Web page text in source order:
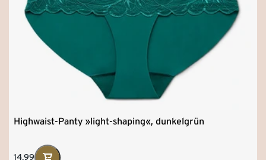
Highwaist-Panty »light-shaping«, dunkelgrün
14,99